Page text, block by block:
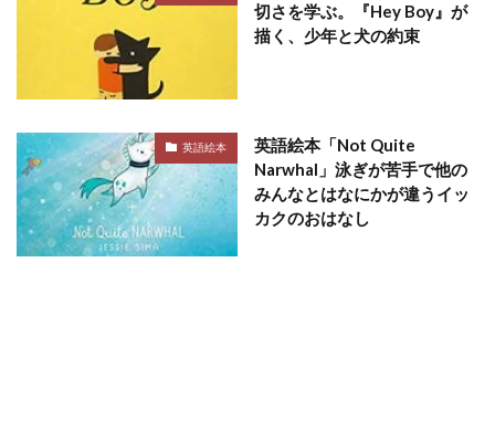
切さを学ぶ。『Hey Boy』が
描く、少年と犬の約束
英語絵本
英語絵本「Not Quite
Narwhal」泳ぎが苦手で他の
みんなとはなにかが違うイッ
カクのおはなし